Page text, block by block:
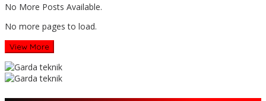
No More Posts Available.
No more pages to load.
View More